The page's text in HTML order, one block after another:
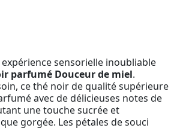
sensorielle inoubliable
parfumé Douceur de miel.
ce thé noir de qualité supérieure
avec de délicieuses notes de
une touche sucrée et
gorgée. Les pétales de souci